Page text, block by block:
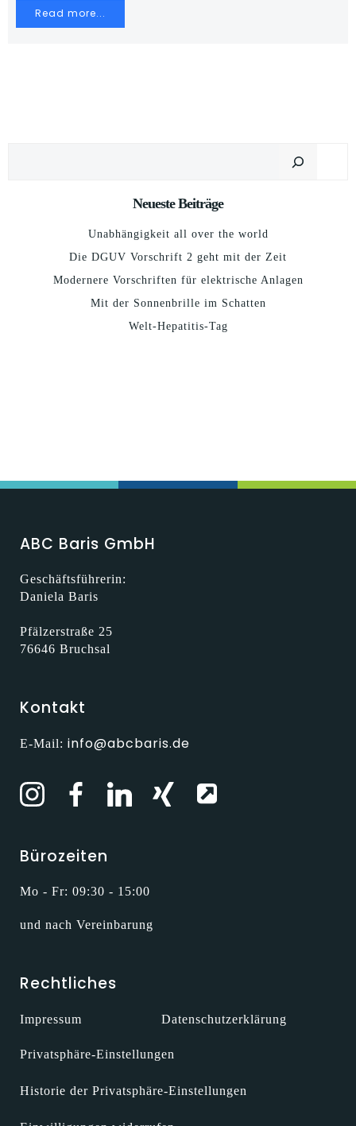
Read more...
Neueste Beiträge
Unabhängigkeit all over the world
Die DGUV Vorschrift 2 geht mit der Zeit
Modernere Vorschriften für elektrische Anlagen
Mit der Sonnenbrille im Schatten
Welt-Hepatitis-Tag
ABC Baris GmbH
Geschäftsführerin:
Daniela Baris
Pfälzerstraße 25
76646 Bruchsal
Kontakt
E-Mail: info@abcbaris.de
Bürozeiten
Mo - Fr: 09:30 - 15:00
und nach Vereinbarung
Rechtliches
Impressum Datenschutzerklärung
Privatsphäre-Einstellungen
Historie der Privatsphäre-Einstellungen